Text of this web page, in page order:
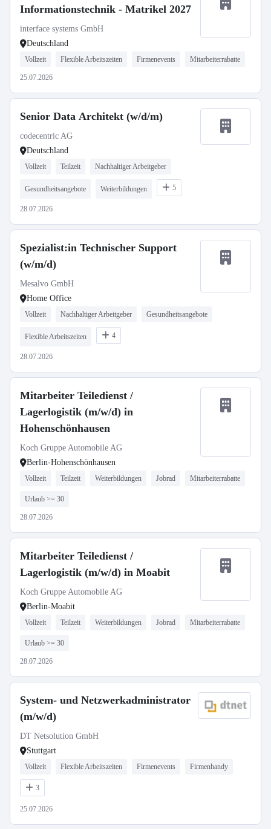
Informationstechnik - Matrikel 2027
interface systems GmbH
Deutschland
Vollzeit Flexible Arbeitszeiten Firmenevents Mitarbeiterrabatte
25.07.2026
Senior Data Architekt (w/d/m)
codecentric AG
Deutschland
Vollzeit Teilzeit Nachhaltiger Arbeitgeber
Gesundheitsangebote Weiterbildungen 5
28.07.2026
Spezialist:in Technischer Support
(w/m/d)
Mesalvo GmbH
Home Office
Vollzeit Nachhaltiger Arbeitgeber Gesundheitsangebote
Flexible Arbeitszeiten 4
28.07.2026
Mitarbeiter Teiledienst /
Lagerlogistik (m/w/d) in
Hohenschönhausen
Koch Gruppe Automobile AG
Berlin-Hohenschönhausen
Vollzeit Teilzeit Weiterbildungen Jobrad Mitarbeiterrabatte
Urlaub >= 30
28.07.2026
Mitarbeiter Teiledienst /
Lagerlogistik (m/w/d) in Moabit
Koch Gruppe Automobile AG
Berlin-Moabit
Vollzeit Teilzeit Weiterbildungen Jobrad Mitarbeiterrabatte
Urlaub >= 30
28.07.2026
System- und Netzwerkadministrator
(m/w/d)
DT Netsolution GmbH
Stuttgart
Vollzeit Flexible Arbeitszeiten Firmenevents Firmenhandy
3
25.07.2026